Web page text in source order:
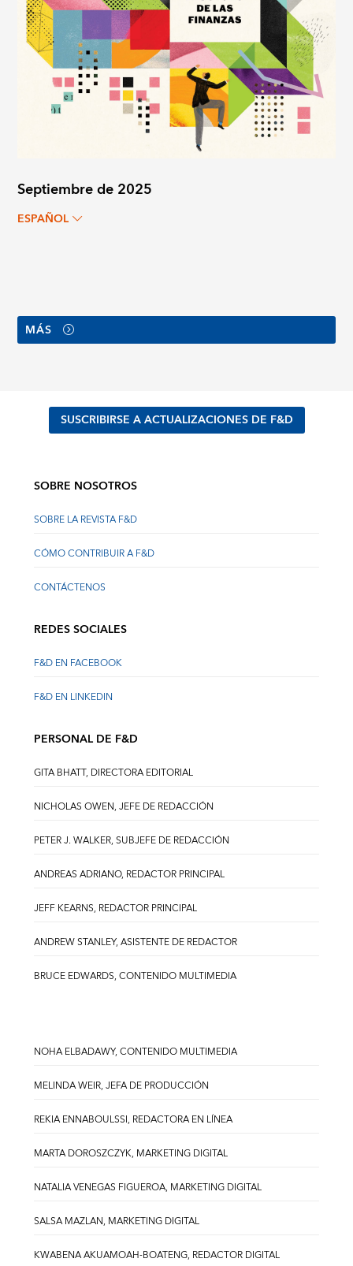
Septiembre de 2025
ESPAÑOL
MÁS
SUSCRIBIRSE A ACTUALIZACIONES DE F&D
SOBRE NOSOTROS
SOBRE LA REVISTA F&D
CÓMO CONTRIBUIR A F&D
CONTÁCTENOS
REDES SOCIALES
F&D EN FACEBOOK
F&D EN LINKEDIN
PERSONAL DE F&D
GITA BHATT, DIRECTORA EDITORIAL
NICHOLAS OWEN, JEFE DE REDACCIÓN
PETER J. WALKER, SUBJEFE DE REDACCIÓN
ANDREAS ADRIANO, REDACTOR PRINCIPAL
JEFF KEARNS, REDACTOR PRINCIPAL
ANDREW STANLEY, ASISTENTE DE REDACTOR
BRUCE EDWARDS, CONTENIDO MULTIMEDIA
NOHA ELBADAWY, CONTENIDO MULTIMEDIA
MELINDA WEIR, JEFA DE PRODUCCIÓN
REKIA ENNABOULSSI, REDACTORA EN LÍNEA
MARTA DOROSZCZYK, MARKETING DIGITAL
NATALIA VENEGAS FIGUEROA, MARKETING DIGITAL
SALSA MAZLAN, MARKETING DIGITAL
KWABENA AKUAMOAH-BOATENG, REDACTOR DIGITAL